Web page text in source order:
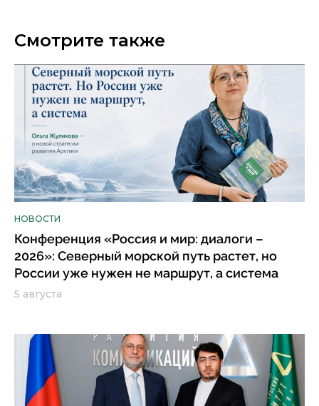
Смотрите также
НОВОСТИ
Конференция «Россия и мир: диалоги –
2026»: Северный морской путь растет, но
России уже нужен не маршрут, а система
5 августа